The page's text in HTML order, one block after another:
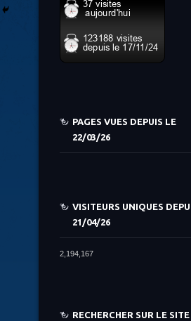
PAGES VUES DEPUIS LE
22/03/26
VISITEURS UNIQUES
21/04/26
2,194,167
RECHERCHER SUR LE SITE